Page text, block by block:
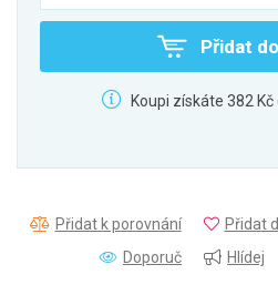
Přidat
Koupi získáte 382 Kč
Přidat k porovnání Přidat
Doporuč
Hlídej